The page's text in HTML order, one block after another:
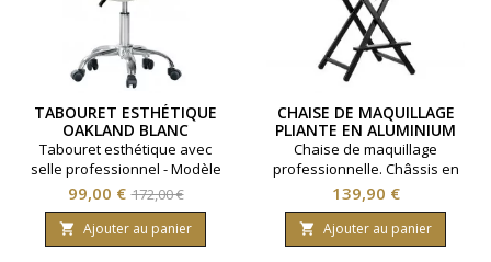
TABOURET ESTHÉTIQUE
OAKLAND BLANC
Tabouret esthétique avec
selle professionnel - Modèle
Oakland - Coloris Blanc.
Prix
99,00 € Prix
de
base
172,00 €
 Ajouter au panier
CHAISE DE MAQUILLAGE
PLIANTE EN ALUMINIUM
NOIR
Chaise de maquillage
professionnelle. Châssis en
aluminium. Modèle pliable.
Coloris noir.
Prix
139,90 €
 Ajouter au panier